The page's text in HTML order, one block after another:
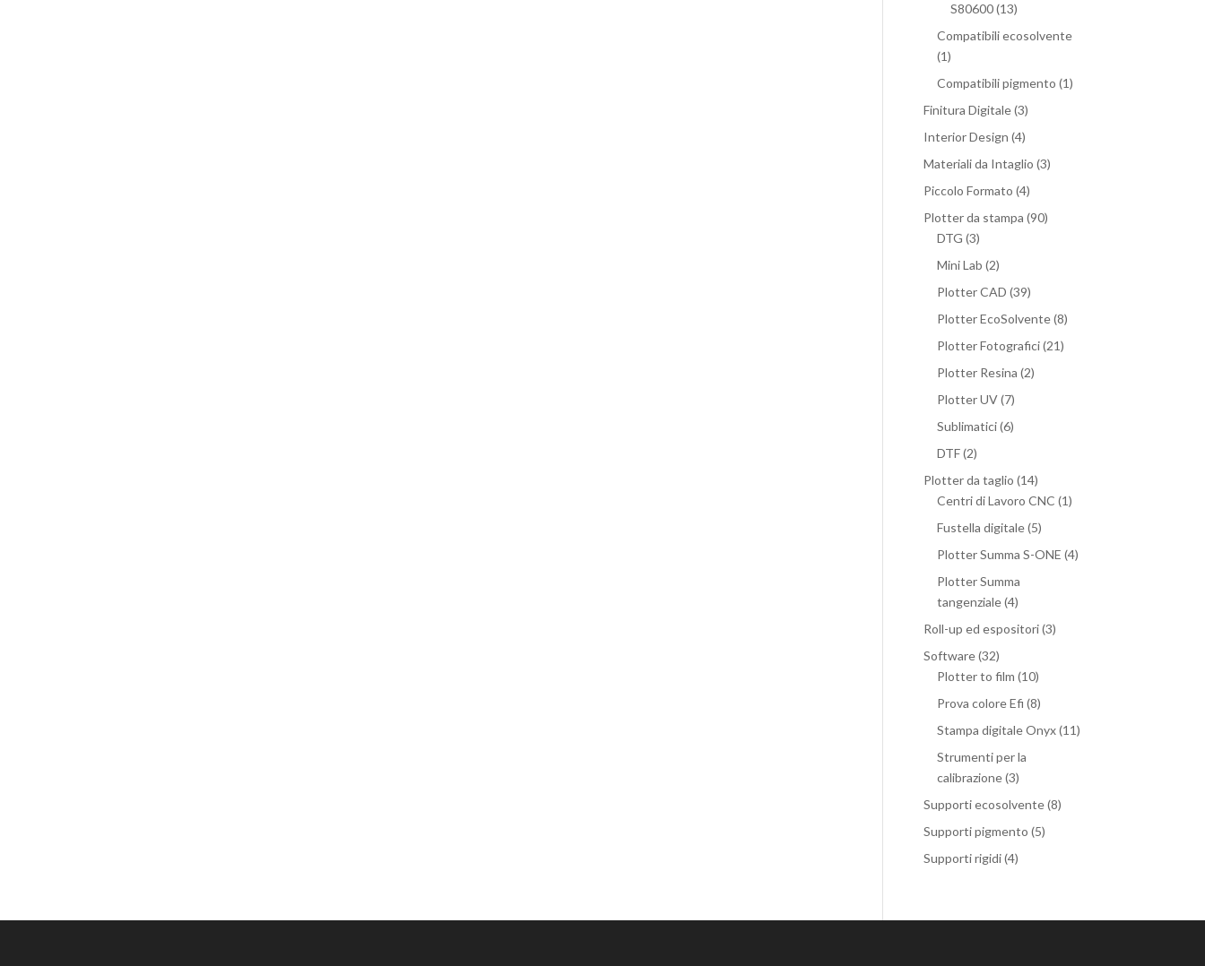
S80600(13)
Compatibili ecosolvente
(1)
Compatibili pigmento (1)
Finitura Digitale(3)
Interior Design (4)
Materiali da Intaglio (3)
Piccolo Formato (4)
Plotter da stampa (90)
DTG (3)
Mini Lab (2)
Plotter CAD (39)
Plotter EcoSolvente(8)
Plotter Fotografici(21)
Plotter Resina (2)
Plotter UV(7)
Sublimatici(6)
DTF(2)
Plotter da taglio (14)
Centri di Lavoro CNC (1)
Fustella digitale(5)
Plotter Summa S-ONE (4)
Plotter Summa
tangenziale(4)
Roll-up ed espositori(3)
Software(32)
Plotter to film (10)
Prova colore Efi (8)
Stampa digitale Onyx(11)
Strumenti per la
calibrazione(3)
Supporti ecosolvente(8)
Supporti pigmento (5)
Supporti rigidi(4)